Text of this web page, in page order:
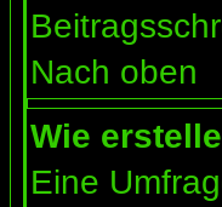
Nach oben
Wie
Eine